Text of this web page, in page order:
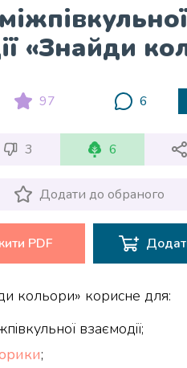
«Знайди
97 6
3 6
Додати до обраного
PDF
кольори» корисне для:
взаємодії;
;